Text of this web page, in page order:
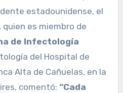
estadounidense, el
, quien es miembro de
de Infectología
del Hospital de
Alta de Cañuelas, en la
comentó: “Cada